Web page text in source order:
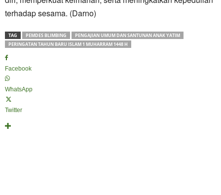
terhadap sesama. (Darno)
TAG PEMDES BLIMBING
PENGAJIAN UMUM DAN SANTUNAN ANAK YATIM
PERINGATAN TAHUN BARU ISLAM 1 MUHARRAM 1448 H
Facebook
WhatsApp
Twitter